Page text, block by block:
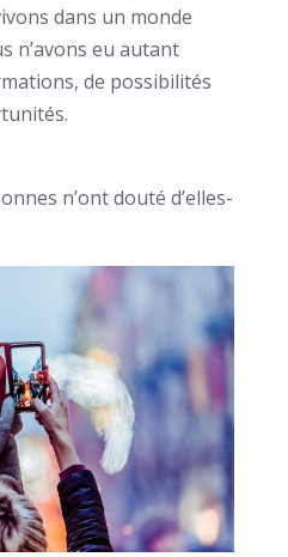
dans un monde
n’avons eu autant
de possibilités
n’ont douté d’elles-